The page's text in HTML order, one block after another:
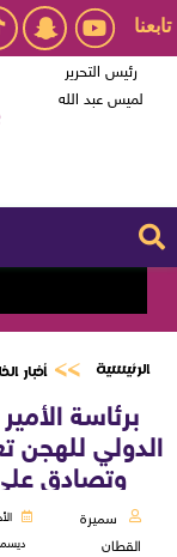
تابعنا
رئيس التحرير
لميس عبد الله
الرئيسية أخبار
برئاسة
وتصادق
سميرة
القطان
ديسمبر